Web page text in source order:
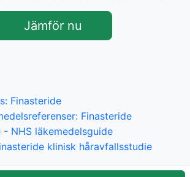
Jämför nu
Finasteride
Finasteride
- NHS läkemedelsguide
klinisk håravfallsstudie